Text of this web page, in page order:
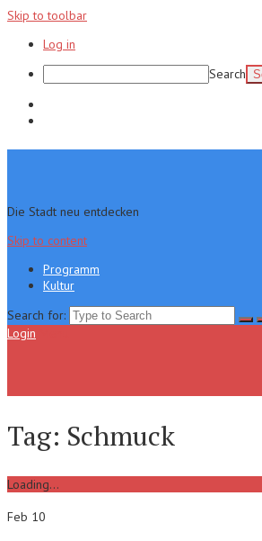
Skip to toolbar
Log in
Search
Die Stadt neu entdecken
Skip to content
Programm
Kultur
Search for:
Login
Tag: Schmuck
Loading...
Feb 10